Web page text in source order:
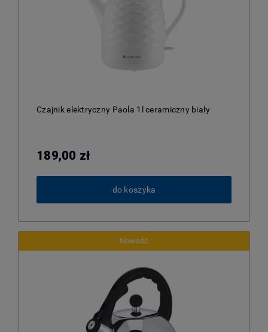
Czajnik elektryczny Paola 1l ceramiczny biały
189,00 zł
do koszyka
Nowość